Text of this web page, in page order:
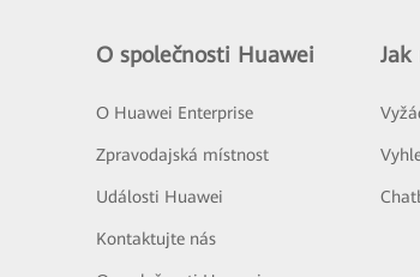
O společnosti Huawei
O Huawei Enterprise
Zpravodajská místnost
Události Huawei
Kontaktujte nás
Jak